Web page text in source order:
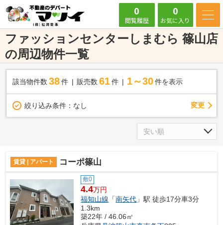
0
閲覧履歴
0
お気に入り
ファッションセンターしまむら 篠山店
の周辺物件一覧
該当物件数 38件 販売数 61 件 1～30 件を表示
絞り込み条件： なし 変更
賃貸 | アパート コーポ篠山
敷0
4.4万円
福知山線 「南矢代 」駅 徒歩17分車3分
1.3km
築22年 / 46.06㎡